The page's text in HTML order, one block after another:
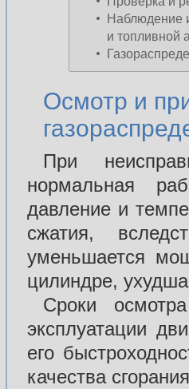
Наблюдение
и топливной
Осмотр и
При
нормальная
давление и
сжатия,
уменьшается
цилиндре,
Сроки
эксплуатации
его
качества